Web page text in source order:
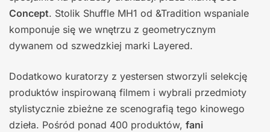
Concept. Stolik Shuffle MH1 od &Tradition wspaniale
komponuje się we wnętrzu z geometrycznym
dywanem od szwedzkiej marki Layered.
Dodatkowo kuratorzy z yestersen stworzyli selekcję
produktów inspirowaną filmem i wybrali przedmioty
stylistycznie zbieżne ze scenografią tego kinowego
dzieła. Pośród ponad 400 produktów, fani